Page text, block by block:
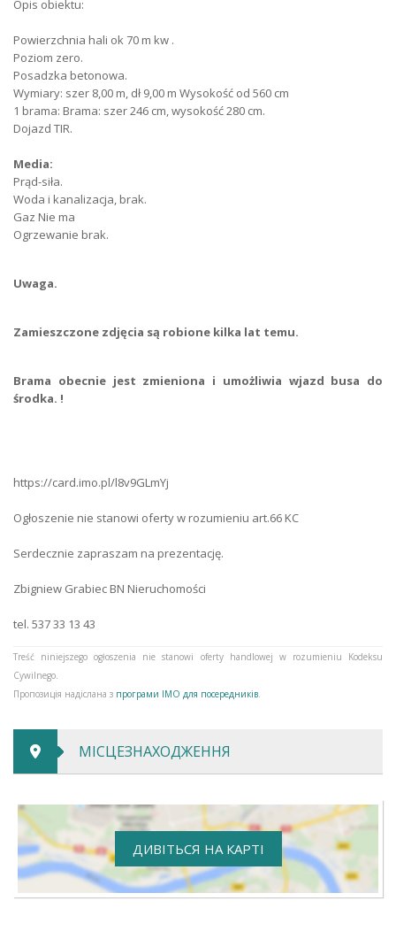
Будівельний матеріал
Технологія
Тип огорожі
Тип дороги
Депозит PLN
Період оренди
Кількість поверхів
Паркінг стоянка без охорони
Кількість паркувальних місць 3
Газ
Опалення
Електрика
Тип дороги
Тип огорожі
Опалення
Opis obiektu:
Powierzchnia hali ok 70 m kw .
Poziom zero.
Posadzka betonowa.
Wymiary: szer 8,00 m, dł 9,00 m Wysokość od 560 cm
1 brama: Brama: szer 246 cm, wysokość 280 cm.
Dojazd TIR.
Media:
Prąd-siła.
Woda i kanalizacja, brak.
Gaz Nie ma
Ogrzewanie brak.
Uwaga.
Zamieszczone zdjęcia są robione kilka lat temu.
Brama obecnie jest zmieniona i umożliwia wjazd busa do
środka. !
https://card.imo.pl/l8v9GLmYj
Ogłoszenie nie stanowi oferty w rozumieniu art.66 KC
Serdecznie zapraszam na prezentację.
Zbigniew Grabiec BN Nieruchomości
tel. 537 33 13 43
Treść niniejszego ogłoszenia nie stanowi oferty handlowej w rozumieniu Kodeksu
Cywilnego.
Пропозиція надіслана з програми IMO для посередників
МІСЦЕЗНАХОДЖЕННЯ
ДИВІТЬСЯ НА КАРТІ